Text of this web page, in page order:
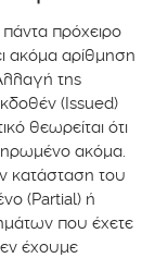
πρόχειρο
ακόμα αρίθμηση
της
(Issued)
θεωρείται ότι
ακόμα.
κατάσταση του
(Partial) ή
που έχετε
έχουμε